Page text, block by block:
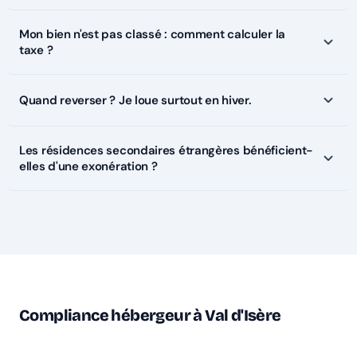
Mon bien n'est pas classé : comment calculer la
taxe ?
Quand reverser ? Je loue surtout en hiver.
Les résidences secondaires étrangères bénéficient-
elles d'une exonération ?
Compliance hébergeur à Val d'Isère